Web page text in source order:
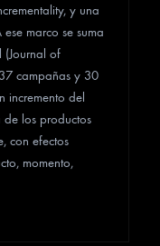
y una
marco se suma
(Journal of
campañas y 30
incremento del
los productos
con efectos
momento,